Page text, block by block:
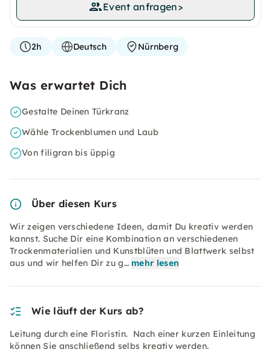
Event anfragen>
2h Deutsch Nürnberg
Was erwartet Dich
Gestalte Deinen Türkranz
Wähle Trockenblumen und Laub
Von filigran bis üppig
Über diesen Kurs
Wir zeigen verschiedene Ideen, damit Du kreativ werden
kannst. Suche Dir eine Kombination an verschiedenen
Trockenmaterialien und Kunstblüten und Blattwerk selbst
aus und wir helfen Dir zu g… mehr lesen
Wie läuft der Kurs ab?
Leitung durch eine Floristin. Nach einer kurzen Einleitung
können Sie anschließend selbs kreativ werden.